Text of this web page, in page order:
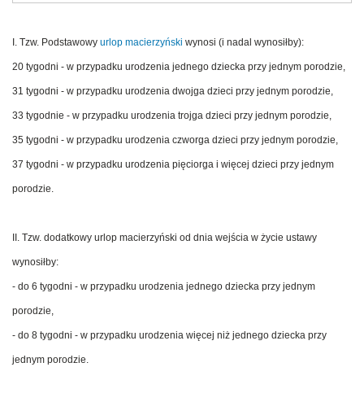
I. Tzw. Podstawowy urlop macierzyński wynosi (i nadal wynosiłby):
20 tygodni - w przypadku urodzenia jednego dziecka przy jednym porodzie,
31 tygodni - w przypadku urodzenia dwojga dzieci przy jednym porodzie,
33 tygodnie - w przypadku urodzenia trojga dzieci przy jednym porodzie,
35 tygodni - w przypadku urodzenia czworga dzieci przy jednym porodzie,
37 tygodni - w przypadku urodzenia pięciorga i więcej dzieci przy jednym
porodzie.
II. Tzw. dodatkowy urlop macierzyński od dnia wejścia w życie ustawy
wynosiłby:
- do 6 tygodni - w przypadku urodzenia jednego dziecka przy jednym
porodzie,
- do 8 tygodni - w przypadku urodzenia więcej niż jednego dziecka przy
jednym porodzie.